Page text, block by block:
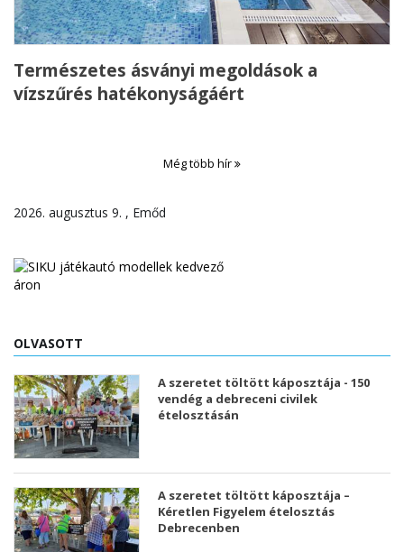
Természetes ásványi megoldások a
vízszűrés hatékonyságáért
Még több hír
2026. augusztus 9. , Emőd
OLVASOTT
A szeretet töltött káposztája - 150
vendég a debreceni civilek
ételosztásán
A szeretet töltött káposztája –
Kéretlen Figyelem ételosztás
Debrecenben